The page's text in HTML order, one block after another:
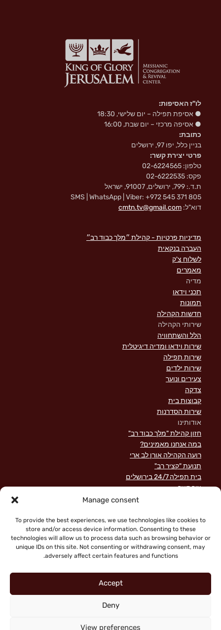
Manage consent
To provide the best experiences, we use technologies like cookies to
store and/or access device information. Consenting to these
technologies will allow us to process data such as browsing behavior or
unique IDs on this site. Not consenting or withdrawing consent, may
adversely affect certain features and functions.
Accept
Deny
View preferences
לו"ז האסיפות:
● אסיפת תפילה – יום שלישי, 18:30
● אסיפה מרכזי – יום שבת, 16:00
כתובת:
בניין כלל, יפו 97, ירושלים
פרטי יצירת קשר:
טלפון: 02-6224565
פקס: 02-6222535
ת.ד.: 799, ירושלים, 91007, ישראל
SMS | WhatsApp | Viber: +972 545 371 805
דוא"ל: cmtn.tv@gmail.com
מדיניות פרטיות - קהילת ״מלך כבוד רב״
העברה בנקאית
לשלוח צ'ק
מאמרים
מדיה
תכני וידאו
תמונות
חדשות הקהילה
שירותי הקהילה
הלל והשתחוויה
שירות וידאו ומדיה דיגיטלית
שירות תפילה
שירות ילדים
צעירים ונוער
צדקה
קבוצות בית
שירות הסדרנות
אודותינו
חזון קהילת "מלך כבוד רב"
במה אנחנו מאמינים?
רועה הקהילה אורן לב ארי
תנועת "קציר רב"
בית תפילה 24/7 בירושלים
צור קשר
השקפה מקראית על שירות לישראל
תרומות
"Faith working through love" (Galatians 5:6)